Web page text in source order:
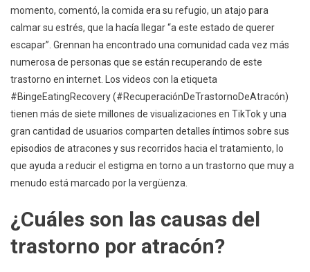
momento, comentó, la comida era su refugio, un atajo para
calmar su estrés, que la hacía llegar “a este estado de querer
escapar”. Grennan ha encontrado una comunidad cada vez más
numerosa de personas que se están recuperando de este
trastorno en internet. Los videos con la etiqueta
#BingeEatingRecovery (#RecuperaciónDeTrastornoDeAtracón)
tienen más de siete millones de visualizaciones en TikTok y una
gran cantidad de usuarios comparten detalles íntimos sobre sus
episodios de atracones y sus recorridos hacia el tratamiento, lo
que ayuda a reducir el estigma en torno a un trastorno que muy a
menudo está marcado por la vergüenza.
¿Cuáles son las causas del
trastorno por atracón?